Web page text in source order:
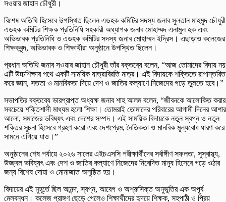
সওয়ার জাহান চৌধুরী।
বিশেষ অতিথি হিসেবে উপস্থিত ছিলেন এডহক কমিটির সদস্য জনাব সুলতান মাহমুদ
এডহক কমিটির শিক্ষক প্রতিনিধি সহকারী অধ্যাপক জনাব মোহাম্মদ এনামুল হক এবং
অভিভাবক প্রতিনিধি ও এডহক কমিটির সদস্য জনাব মোহাম্মদ ইদ্রিস। এছাড়াও কলেজের
শিক্ষকবৃন্দ, অভিভাবক ও শিক্ষার্থীরা অনুষ্ঠানে উপস্থিত ছিলেন।
প্রধান অতিথি জনাব সওয়ার জাহান চৌধুরী তাঁর বক্তব্যে বলেন, “আজ তোমাদের বিদায়
এটি উচ্চশিক্ষার পথে একটি সাময়িক যাত্রাবিরতি মাত্র। এই বিদায়কে শক্তিতে রূপান্তরিত
করে জ্ঞান, সততা ও মানবিকতা দিয়ে দেশ ও জাতির কল্যাণে নিজেদের গড়ে তুলতে হবে।”
সভাপতির বক্তব্যে ভারপ্রাপ্ত অধ্যক্ষ জনাব শাহ আলম বলেন, “জীবনকে আলোকিত করার
সবচেয়ে শক্তিশালী মাধ্যম হলো শিক্ষা। তোমরাই তোমাদের পরিবারের আগামী দিনের আশার
আলো, সমাজের ভবিষ্যৎ এবং দেশের সম্পদ। এই সাময়িক বিদায়কে নতুন স্বপ্ন ও নতুন
শক্তির সূচনা হিসেবে গ্রহণ করো এবং দেশপ্রেম, নৈতিকতা ও মানবিক মূল্যবোধ ধারণ করে
সামনে এগিয়ে যাও।”
অনুষ্ঠানের শেষ পর্যায়ে ২০২৬ সালের এইচএসসি পরীক্ষার্থীদের সর্বাঙ্গীণ সফলতা, সুস্বাস্থ্য,
উজ্জ্বল ভবিষ্যৎ এবং দেশ ও জাতির কল্যাণে নিজেদের নিবেদিত মানুষ হিসেবে গড়ে ওঠার
জন্য বিশেষ দোয়া ও মোনাজাত অনুষ্ঠিত হয়।
বিদায়ের এই মুহূর্তে ছিল আনন্দ, স্বপ্ন, আবেগ ও অশ্রুসিক্ত অনুভূতির এক অপূর্ব
মেলবন্ধন। কলেজ প্রাঙ্গণ ছেড়ে গেলেও শিক্ষার্থীদের হৃদয়ে শিক্ষক, সহপাঠী ও প্রিয়